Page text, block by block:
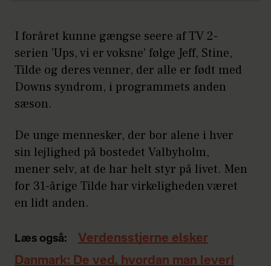
I foråret kunne gængse seere af TV 2-
serien 'Ups, vi er voksne' følge Jeff, Stine,
Tilde og deres venner, der alle er født med
Downs syndrom, i programmets anden
sæson.
De unge mennesker, der bor alene i hver
sin lejlighed på bostedet Valbyholm,
mener selv, at de har helt styr på livet. Men
for 31-årige Tilde har virkeligheden været
en lidt anden.
Læs også:
Verdensstjerne elsker
Danmark: De ved, hvordan man lever!